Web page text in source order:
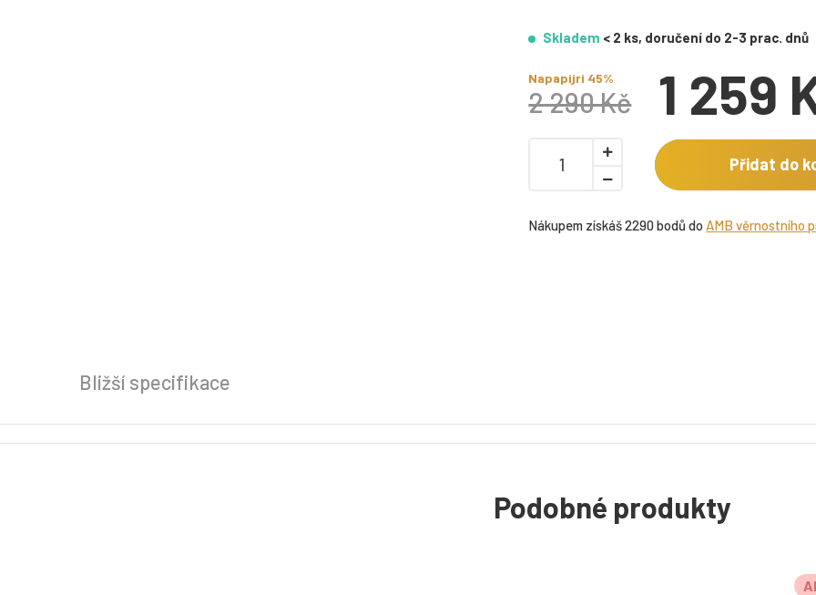
Skladem < 2 ks, doručení do 2-3 prac. dnů
Napapijri 45%
2 290 Kč 1 259
Přidat do
Nákupem získáš 2290 bodů do AMB věrnostního
Bližší specifikace
Podobné produkty